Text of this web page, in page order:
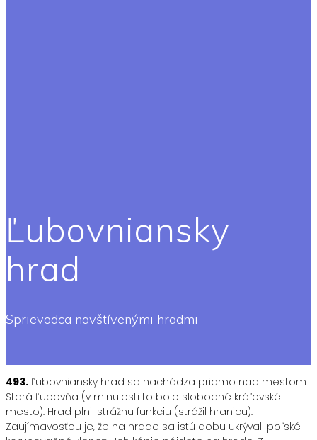
Ľubovniansky
hrad
Sprievodca navštívenými hradmi
493. Ľubovniansky hrad sa nachádza priamo nad mestom
Stará Ľubovňa (v minulosti to bolo slobodné kráľovské
mesto). Hrad plnil strážnu funkciu (strážil hranicu).
Zaujímavosťou je, že na hrade sa istú dobu ukrývali poľské